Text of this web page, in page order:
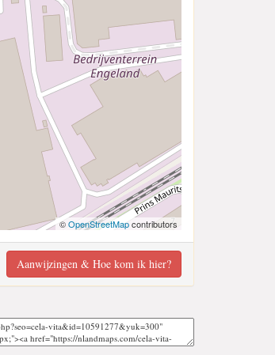
©OpenStreetMapcontributors
Aanwijzingen & Hoe kom ik hier?